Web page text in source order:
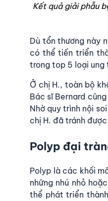
Kết quả giải phẫu
Dù tổn thương này
có thể tiến triển
trong top 5 loại ung
Ở chị H., toàn bộ
Bác sĩ Bernard
Nhờ quy trình nội
chị H. đã tránh
Polyp đại
Polyp là các khối
những nhú nhỏ
thể phát triển